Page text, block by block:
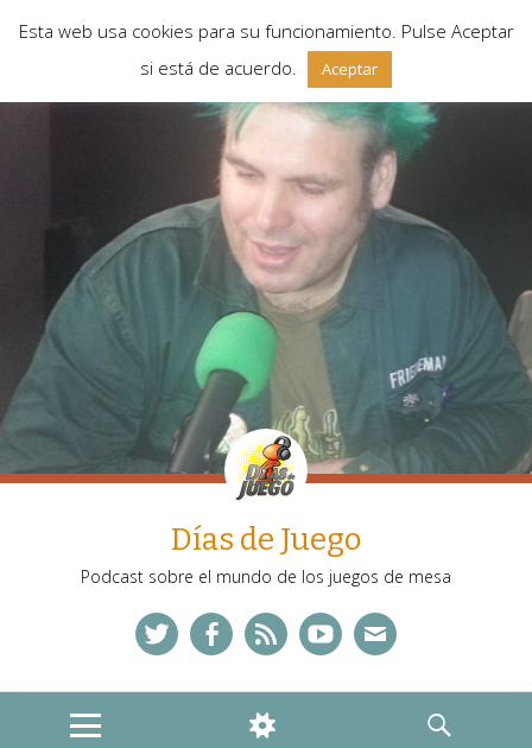
Días de Juego
Podcast sobre el mundo de los juegos de mesa
MENU
WIDGETS
SEARCH
Esta web usa cookies para su funcionamiento. Pulse Aceptar
si está de acuerdo.
Aceptar